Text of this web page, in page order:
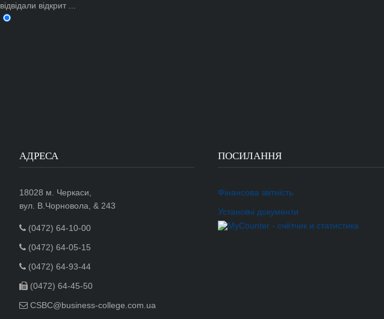
відвідали відкрит ...
АДРЕСА
18028 м. Черкаси,
вул. В.Чорновола, & 243
(0472) 64-10-00
(0472) 64-05-15
(0472) 64-93-44
(0472) 64-45-50
CSBC@business-college.com.ua
ПОСИЛАННЯ
Фінансова звітність
Установчі документи